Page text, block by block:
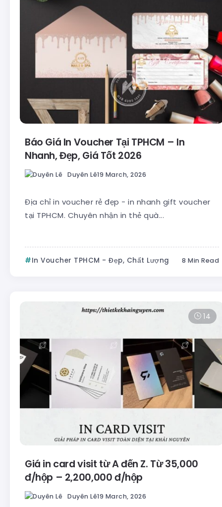
Báo Giá In Voucher Tại TPHCM – In
Nhanh, Đẹp, Giá Tốt 2026
Duyên Lê19 March, 2026
Địa chỉ in voucher rẻ đẹp - in nhanh gift voucher
tại TPHCM. Chuyên nhận in thẻ quà...
In Voucher TPHCM - Đẹp, Chất Lượng 8 Min Read
14
Giá in card visit từ A đến Z. Từ 35,000
đ/hộp – 2,200,000 đ/hộp
Duyên Lê19 March, 2026